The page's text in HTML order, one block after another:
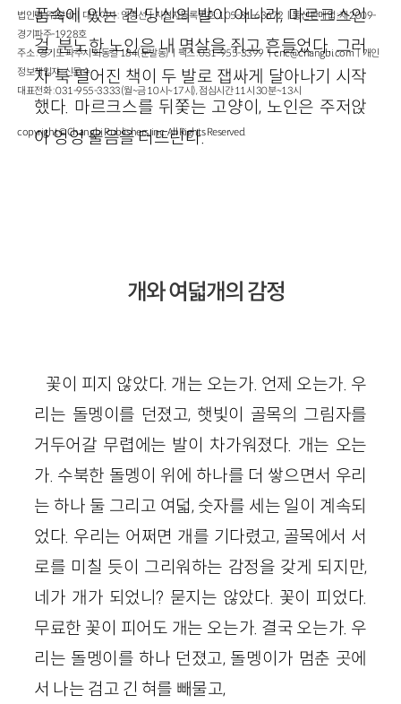
품속에 있는 건 당신의 발이 아니라, 마르크스인
걸. 분노한 노인은 내 멱살을 쥐고 흔들었다. 그러
자 툭 떨어진 책이 두 발로 잽싸게 달아나기 시작
했다. 마르크스를 뒤쫓는 고양이, 노인은 주저앉
아 엉엉 울음을 터뜨린다.
개와 여덟개의 감정
꽃이 피지 않았다. 개는 오는가. 언제 오는가. 우
리는 돌멩이를 던졌고, 햇빛이 골목의 그림자를
거두어갈 무렵에는 발이 차가워졌다. 개는 오는
가. 수북한 돌멩이 위에 하나를 더 쌓으면서 우리
는 하나 둘 그리고 여덟, 숫자를 세는 일이 계속되
었다. 우리는 어쩌면 개를 기다렸고, 골목에서 서
로를 미칠 듯이 그리워하는 감정을 갖게 되지만,
네가 개가 되었니? 묻지는 않았다. 꽃이 피었다.
무료한 꽃이 피어도 개는 오는가. 결국 오는가. 우
리는 돌멩이를 하나 던졌고, 돌멩이가 멈춘 곳에
서 나는 검고 긴 혀를 빼물고,
법인명 : ㈜창비ㅣ대표이사 : 염종선ㅣ사업자등록번호 : 105-81-63672ㅣ통신판매업 : 제 2009-
경기파주-1928호
주소 : 경기도 파주시 회동길 184(문발동)ㅣ팩스 : 031-955-3399 ㅣcnc@changbi.comㅣ개인
정보책임자 : 신문수
대표전화 : 031-955-3333(월~금 10시~17시), 점심시간 11시 30분~13시
copyright © Changbi Publishers, inc. All Rights Reserved.